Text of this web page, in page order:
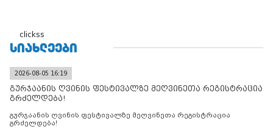
clickss
ᲡᲘᲐᲮᲚᲔᲔᲑᲘ
2026-08-05 16:19
გურჯაანის ღვინის ფესტივალზე მეღვინეთა რეგისტრაცია
გრძელდება!
გურჯაანის ღვინის ფესტივალზე მეღვინეთა რეგისტრაცია
გრძელდება!